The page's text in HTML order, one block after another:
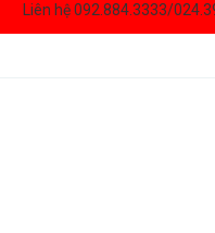
Liên hệ 092.884.3333/